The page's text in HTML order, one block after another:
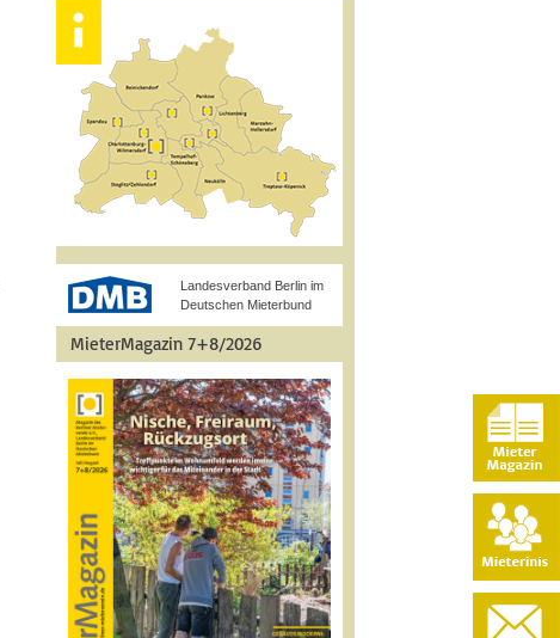
Landesverband Berlin im
Deutschen Mieterbund
MieterMagazin 7+8/2026